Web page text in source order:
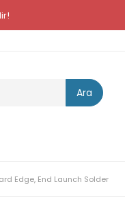
Ara
Edge, End Launch Solder